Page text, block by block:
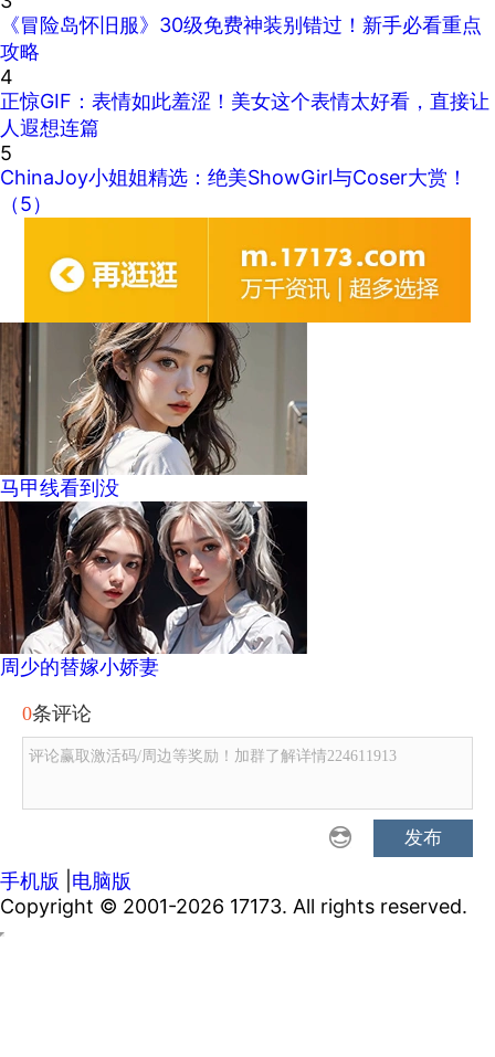
《冒险岛怀旧服》30级免费神装别错过！新手必看重点
攻略
4
正惊GIF：表情如此羞涩！美女这个表情太好看，直接让
人遐想连篇
5
ChinaJoy小姐姐精选：绝美ShowGirl与Coser大赏！
（5）
马甲线看到没
周少的替嫁小娇妻
0条评论
评论赢取激活码/周边等奖励！加群了解详情224611913
发布
手机版
电脑版
Copyright © 2001-2026 17173. All rights reserved.